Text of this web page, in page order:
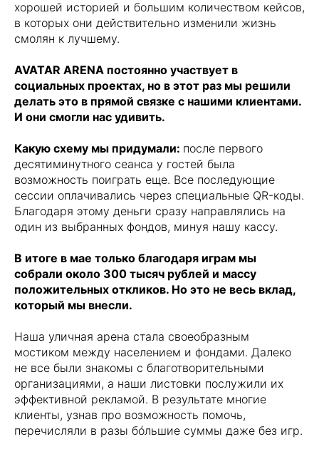
хорошей историей и большим количеством кейсов,
в которых они действительно изменили жизнь
смолян к лучшему.
AVATAR ARENA постоянно участвует в
социальных проектах, но в этот раз мы решили
делать это в прямой связке с нашими клиентами.
И они смогли нас удивить.
Какую схему мы придумали: после первого
десятиминутного сеанса у гостей была
возможность поиграть еще. Все последующие
сессии оплачивались через специальные QR-коды.
Благодаря этому деньги сразу направлялись на
один из выбранных фондов, минуя нашу кассу.
В итоге в мае только благодаря играм мы
собрали около 300 тысяч рублей и массу
положительных откликов. Но это не весь вклад,
который мы внесли.
Наша уличная арена стала своеобразным
мостиком между населением и фондами. Далеко
не все были знакомы с благотворительными
организациями, а наши листовки послужили их
эффективной рекламой. В результате многие
клиенты, узнав про возможность помочь,
перечисляли в разы бóльшие суммы даже без игр.